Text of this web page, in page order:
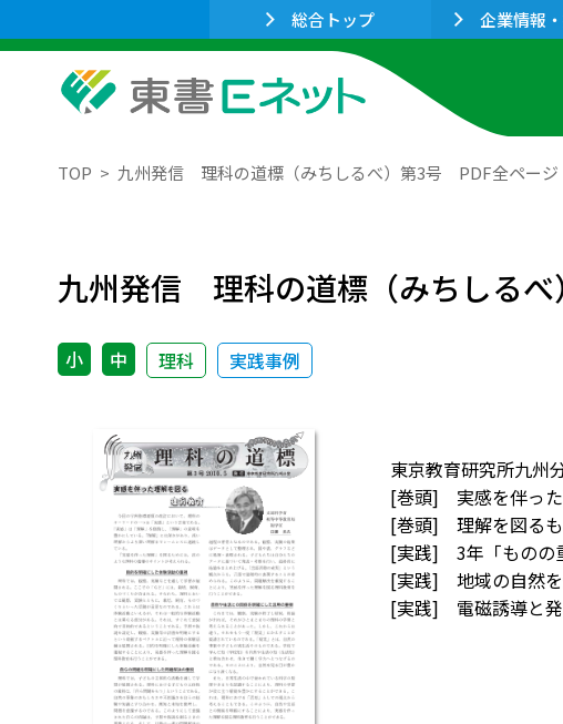
総合トップ 企業情報
TOP 九州発信 理科の道標（みちしるべ）第3号 PDF全ページ
九州発信 理科の道標（みちしる
小 中 理科 実践事例
東京教育研究所九州
[巻頭] 実感を伴っ
[巻頭] 理解を図るも
[実践] 3年「ものの
[実践] 地域の自然を
[実践] 電磁誘導と発